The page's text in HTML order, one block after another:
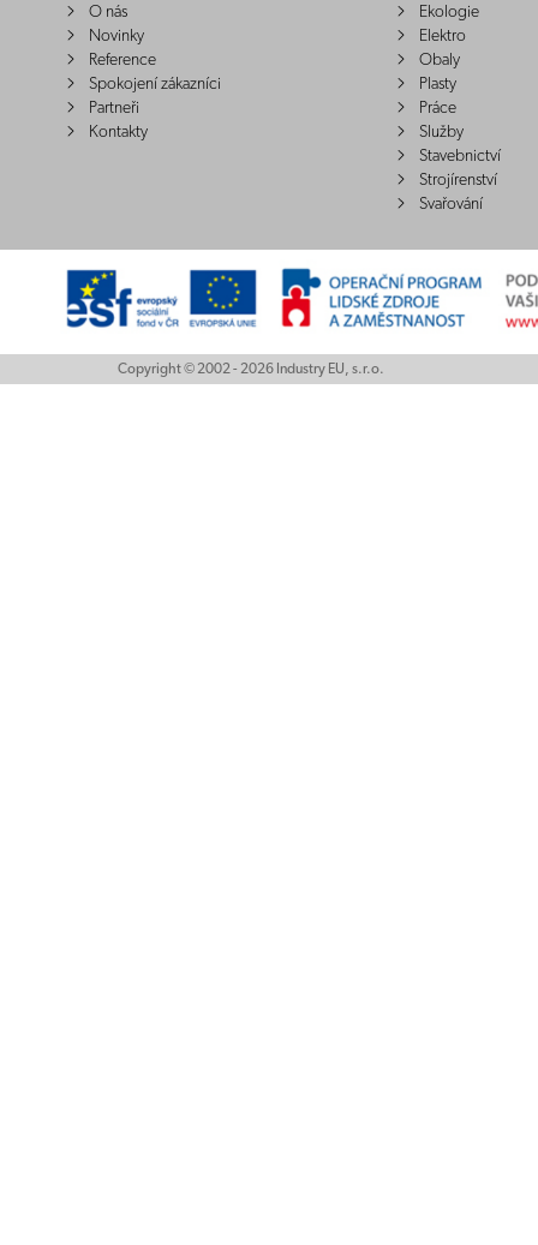
O nás
Novinky
Reference
Spokojení zákazníci
Partneři
Kontakty
Ekologie
Elektro
Obaly
Plasty
Práce
Služby
Stavebnictví
Strojírenství
Svařování
Copyright © 2002 - 2026 Industry EU, s.r.o.